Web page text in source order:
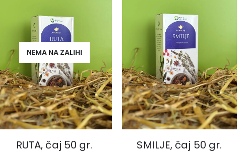
NEMA NA ZALIHI
ČAJEVI
RUTA, čaj 50 gr.
ČAJEVI
SMILJE, čaj 50 gr.